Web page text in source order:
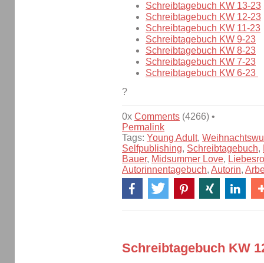
Schreibtagebuch KW 13-23
Schreibtagebuch KW 12-23
Schreibtagebuch KW 11-23
Schreibtagebuch KW 9-23
Schreibtagebuch KW 8-23
Schreibtagebuch KW 7-23
Schreibtagebuch KW 6-23
?
0x Comments (4266) •
Permalink
Tags: Young Adult,
Selfpublishing, Schreibtagebuch,
Bauer, Midsummer Love,
Autorinnentagebuch, Autorin,
Schreibtagebuch KW